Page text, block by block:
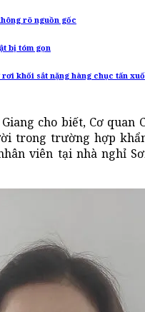
rõ nguồn gốc
bị tóm gọn
rơi khối sắt nặng hàng chục tấn
cho biết, Cơ quan
trong trường hợp
viên tại nhà nghỉ